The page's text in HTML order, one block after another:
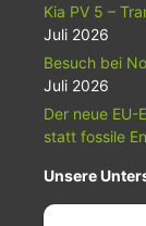
Kia PV 5 –
Juli 2026
Besuch bei
Juli 2026
Der neue EU-
statt fossile
Unsere